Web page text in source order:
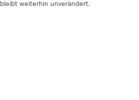
weiterhin unverändert.